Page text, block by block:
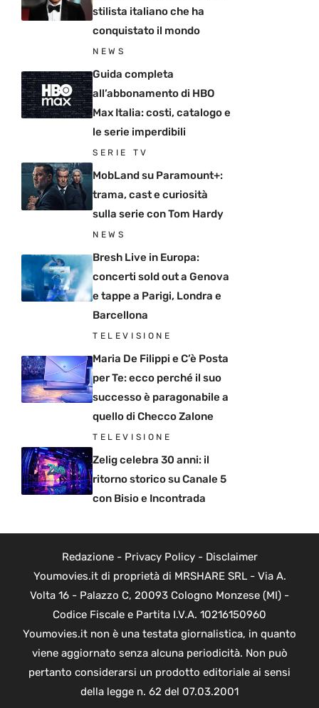
stilista italiano che ha
conquistato il mondo
NEWS
Guida completa
all’abbonamento di HBO
Max Italia: costi, catalogo e
le serie imperdibili
SERIE TV
MobLand su Paramount+:
trama, cast e curiosità
sulla serie con Tom Hardy
NEWS
Bresh Live in Europa:
concerti sold out a Genova
e tappe a Parigi, Londra e
Barcellona
TELEVISIONE
Maria De Filippi e C’è Posta
per Te: ecco perché il suo
successo è paragonabile a
quello di Checco Zalone
TELEVISIONE
Zelig celebra 30 anni: il
ritorno storico su Canale 5
con Bisio e Incontrada
Redazione- Privacy Policy- Disclaimer
Youmovies.it di proprietà di MRSHARE SRL - Via A.
Volta 16 - Palazzo C, 20093 Cologno Monzese (MI) -
Codice Fiscale e Partita I.V.A. 10216150960
Youmovies.it non è una testata giornalistica, in quanto
viene aggiornato senza alcuna periodicità. Non può
pertanto considerarsi un prodotto editoriale ai sensi
della legge n. 62 del 07.03.2001